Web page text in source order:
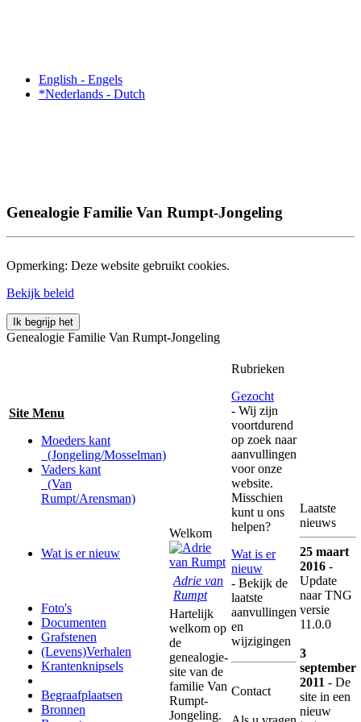
English - Engels
*Nederlands - Dutch
Genealogie Familie Van Rumpt-Jongeling
Opmerking: Deze website gebruikt cookies.
Bekijk beleid
Ik begrijp het
Genealogie Familie Van Rumpt-Jongeling
Site Menu
Moeders kant
(Jongeling/Mosselman)
Vaders kant
(Van
Rumpt/Arensman)
Wat is er nieuw
Foto's
Documenten
Grafstenen
(Levens)Verhalen
Krantenknipsels
Begraafplaatsen
Bronnen
Welkom
Adrie van
Rumpt
Hartelijk
welkom op
de
genealogie-
site van de
familie Van
Rumpt-
Jongeling.
Rubrieken
Gezocht
- Wij zijn
voortdurend
op zoek naar
aanvullingen
voor onze
website.
Misschien
kunt u ons
helpen?
Wat is er
nieuw
- Bekijk de
laatste
aanvullingen
en
wijzigingen
Contact
Laatste
nieuws
25 maart
2016 -
Update
naar TNG
versie
11.0.0
3
september
2011 - De
site in een
nieuw